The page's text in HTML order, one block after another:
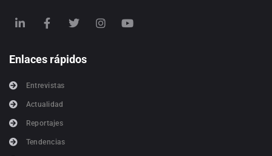
Enlaces rápidos
Entrevistas
Actualidad
Reportajes
Tendencias